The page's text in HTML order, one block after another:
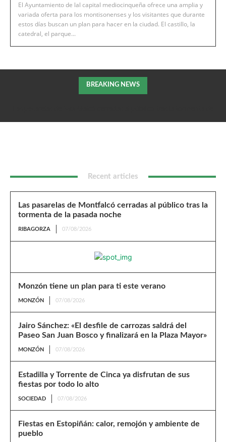
El Ayuntamiento de lal capital mediocinqueña ofrece una amplia y
variada oferta para los montisonenses y los visitantes que durante
estos días buscan un plan para hacer en la ciudad. El castillo, la
catedral, el parque...
BREAKING NEWS
Recent articles
Las pasarelas de Montfalcó cerradas al público tras la
tormenta de la pasada noche
RIBAGORZA 07/08/2026
Monzón tiene un plan para ti este verano
MONZÓN 07/08/2026
Jairo Sánchez: «El desfile de carrozas saldrá del
Paseo San Juan Bosco y finalizará en la Plaza Mayor»
MONZÓN 07/08/2026
Estadilla y Torrente de Cinca ya disfrutan de sus
fiestas por todo lo alto
SOCIEDAD 07/08/2026
Fiestas en Estopiñán: calor, remojón y ambiente de
pueblo